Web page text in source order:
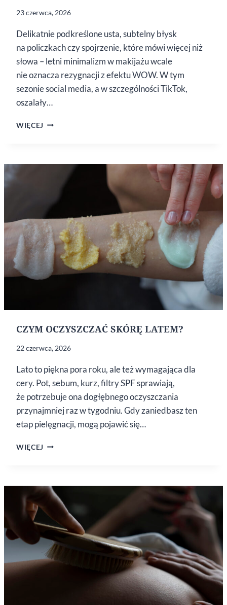
23 czerwca, 2026
Delikatnie podkreślone usta, subtelny błysk
na policzkach czy spojrzenie, które mówi więcej niż
słowa – letni minimalizm w makijażu wcale
nie oznacza rezygnacji z efektu WOW. W tym
sezonie social media, a w szczególności TikTok,
oszalały…
WIĘCEJ JAK
COMBO,
PRZETRWA
CZYM OCZYSZCZAĆ SKÓRĘ LATEM?
22 czerwca, 2026
Lato to piękna pora roku, ale też wymagająca dla
cery. Pot, sebum, kurz, filtry SPF sprawiają,
że potrzebuje ona dogłębnego oczyszczania
przynajmniej raz w tygodniu. Gdy zaniedbasz ten
etap pielęgnacji, mogą pojawić się…
WIĘCEJ CZYM